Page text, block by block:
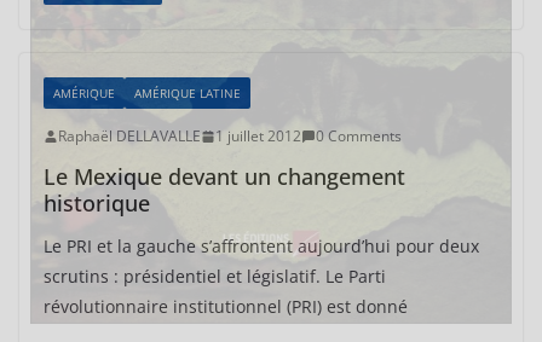
AMÉRIQUE AMÉRIQUE LATINE
Raphaël DELLAVALLE 1 juillet 2012 0 Comments
Le Mexique devant un changement
historique
Le PRI et la gauche s’affrontent aujourd’hui pour deux
scrutins : présidentiel et législatif. Le Parti
révolutionnaire institutionnel (PRI) est donné